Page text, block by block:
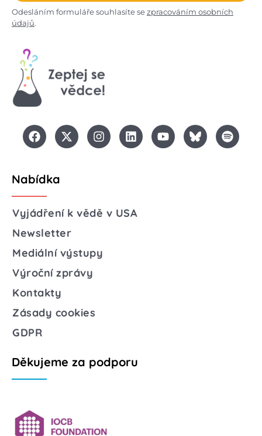
Odesláním formuláře souhlasíte sezpracováním osobních
údajů.
Nabídka
Vyjádření k vědě v USA
Newsletter
Mediální výstupy
Výroční zprávy
Kontakty
Zásady cookies
GDPR
Děkujeme za podporu